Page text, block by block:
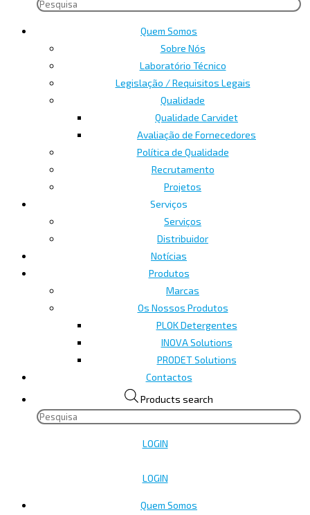
Quem Somos
Sobre Nós
Laboratório Técnico
Legislação / Requisitos Legais
Qualidade
Qualidade Carvidet
Avaliação de Fornecedores
Política de Qualidade
Recrutamento
Projetos
Serviços
Serviços
Distribuidor
Notícias
Produtos
Marcas
Os Nossos Produtos
PLOK Detergentes
INOVA Solutions
PRODET Solutions
Contactos
Products search
LOGIN
LOGIN
Quem Somos